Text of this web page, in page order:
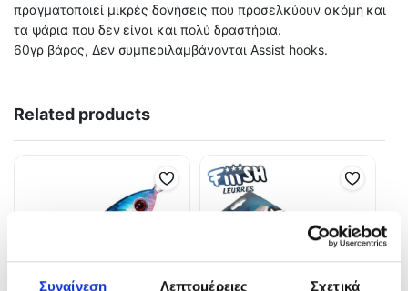
Συναίνεση Λεπτομέρειες Σχετικά
πραγματοποιεί μικρές δονήσεις που προσελκύουν ακόμη και
τα ψάρια που δεν είναι και πολύ δραστήρια.
60γρ βάρος, Δεν συμπεριλαμβάνονται Assist hooks.
Related products